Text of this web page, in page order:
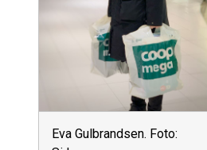
Eva Gulbrandsen. Foto: